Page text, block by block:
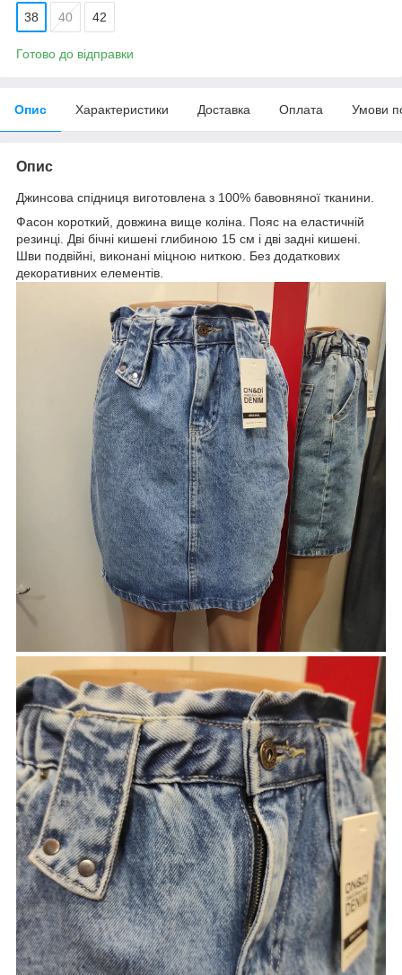
38 40 42
Готово до відправки
Опис Характеристики Доставка Оплата Умови
Опис
Джинсова спідниця виготовлена з 100% бавовняної тканини.
Фасон короткий, довжина вище коліна. Пояс на еластичній
резинці. Дві бічні кишені глибиною 15 см і дві задні кишені.
Шви подвійні, виконані міцною ниткою. Без додаткових
декоративних елементів.